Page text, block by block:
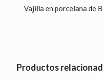
Vajilla en porcelana de
Productos